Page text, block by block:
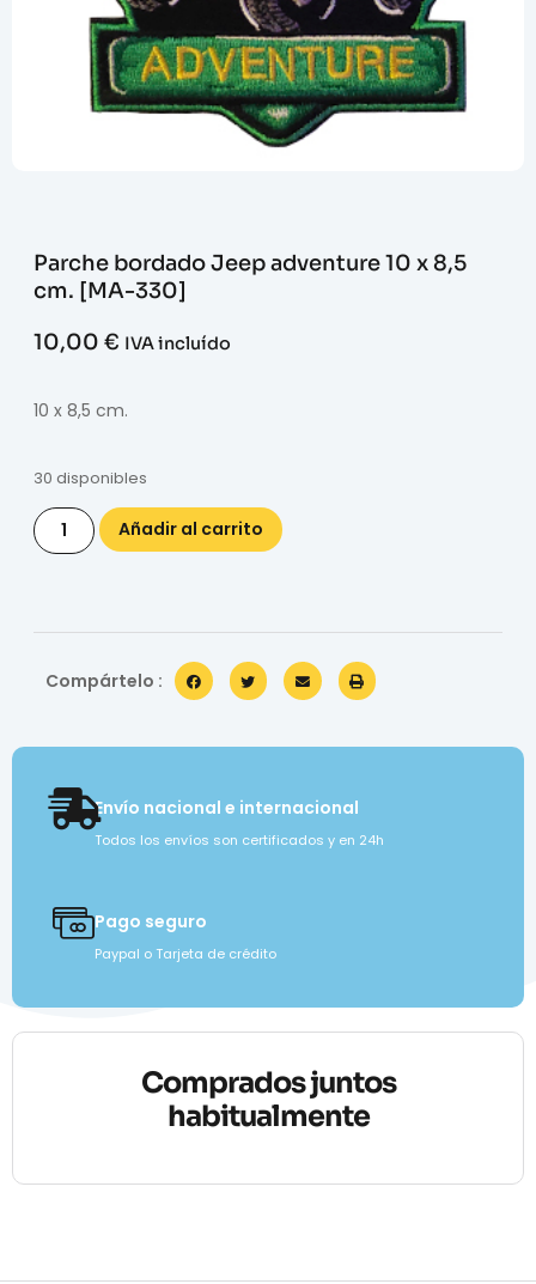
Parche bordado Jeep adventure 10 x 8,5
cm. [MA-330]
10,00 € IVA incluído
10 x 8,5 cm.
30 disponibles
Añadir al carrito
Compártelo :
Envío nacional e internacional
Todos los envíos son certificados y en 24h
Pago seguro
Paypal o Tarjeta de crédito
Comprados juntos
habitualmente